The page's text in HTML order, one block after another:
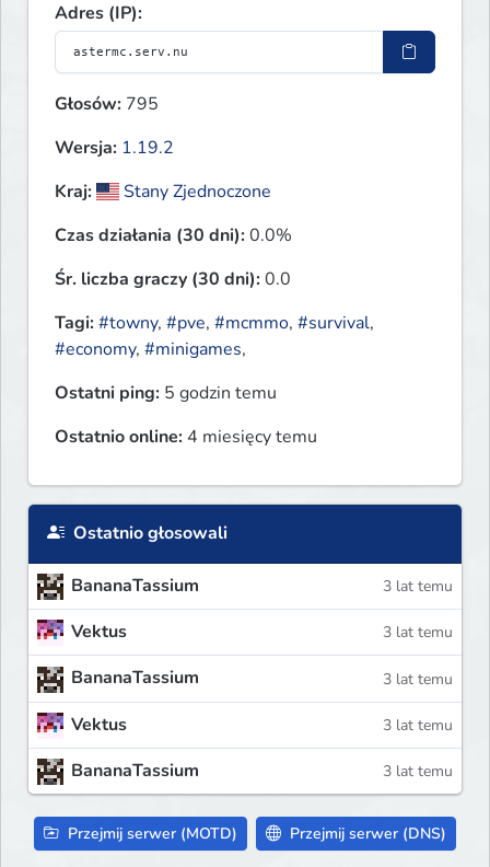
Adres (IP):
Głosów: 795
Wersja: 1.19.2
Kraj:
Stany Zjednoczone
Czas działania (30 dni):0.0%
Śr. liczba graczy (30 dni):0.0
Tagi:#towny, #pve, #mcmmo, #survival,
#economy, #minigames,
Ostatni ping: 5 godzin temu
Ostatnio online: 4 miesięcy temu
Ostatnio głosowali
BananaTassium 3 lat temu
Vektus 3 lat temu
BananaTassium 3 lat temu
Vektus 3 lat temu
BananaTassium 3 lat temu
Przejmij serwer (MOTD) Przejmij serwer (DNS)